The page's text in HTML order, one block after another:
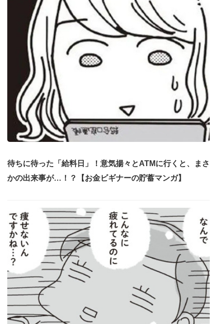
待ちに待った「給料日」！意気揚々とATMに行くと、まさ
かの出来事が…！？【お金ビギナーの貯蓄マンガ】